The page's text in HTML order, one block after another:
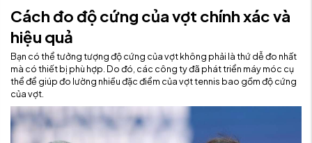
Cách đo độ cứng của vợt chính xác và
hiệu quả
Bạn có thể tưởng tượng độ cứng của vợt không phải là thứ dễ đo nhất
mà có thiết bị phù hợp. Do đó, các công ty đã phát triển máy móc cụ
thể để giúp đo lường nhiều đặc điểm của vợt tennis bao gồm độ cứng
của vợt.